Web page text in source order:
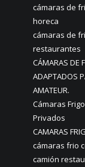
cámaras de
horeca
cámaras de
restaurantes
CÁMARAS DE
ADAPTADOS
AMATEUR.
Cámaras
Privados
CAMARAS
cámaras frio
camión